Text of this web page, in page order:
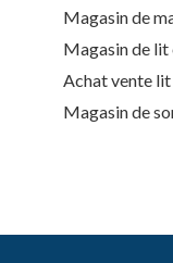
Magasin de
Magasin de lit
Achat vente lit
Magasin de